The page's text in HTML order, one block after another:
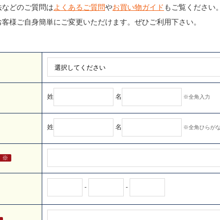
どのご質問はよくあるご質問やお買い物ガイド もご覧ください
様ご自身簡単にご変更いただけます。ぜひご利用下さい。
姓 名 ※全角入力
姓 名 ※全角ひらが
※
- -